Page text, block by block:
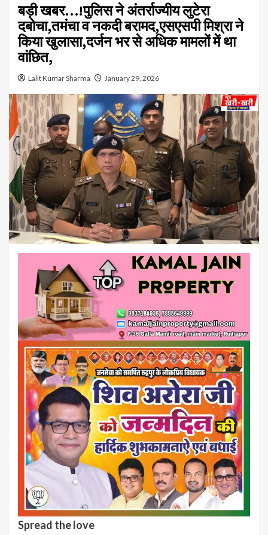
बड़ी खबर…!पुलिस ने अंतर्राज्यीय लुटेरा
दबोचा,तमंचा व नकदी बरामद,एसएसपी मिश्रा ने
किया खुलासा,दर्जन भर से अधिक मामलों में था
वांछित,
Lalit Kumar Sharma January 29, 2026
Spread the love